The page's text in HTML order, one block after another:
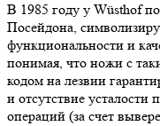
В 1985 году у Wüsthof
Посейдона,
функциональности и
понимая, что ножи с
кодом на лезвии
и отсутствие
операций (за счет